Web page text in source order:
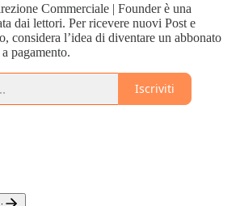
Commerciale | Founder è una
dai lettori. Per ricevere nuovi Post e
considera l’idea di diventare un abbonato
pagamento.
Iscriviti